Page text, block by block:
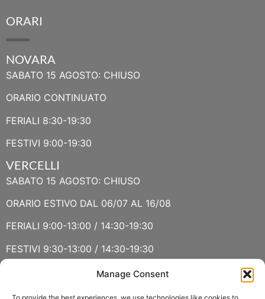
Manage Consent
ORARI
NOVARA
SABATO 15 AGOSTO: CHIUSO
ORARIO CONTINUATO
FERIALI 8:30-19:30
FESTIVI 9:00-19:30
VERCELLI
SABATO 15 AGOSTO: CHIUSO
ORARIO ESTIVO DAL 06/07 AL 16/08
FERIALI 9:00-13:00 / 14:30-19:30
FESTIVI 9:30-13:00 / 14:30-19:30